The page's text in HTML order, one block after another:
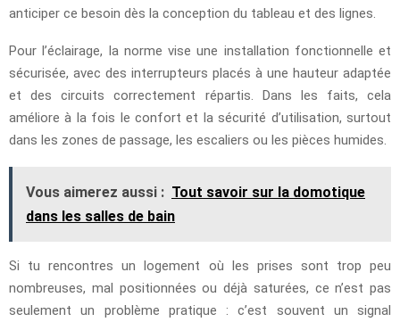
anticiper ce besoin dès la conception du tableau et des lignes.
Pour l’éclairage, la norme vise une installation fonctionnelle et
sécurisée, avec des interrupteurs placés à une hauteur adaptée
et des circuits correctement répartis. Dans les faits, cela
améliore à la fois le confort et la sécurité d’utilisation, surtout
dans les zones de passage, les escaliers ou les pièces humides.
Vous aimerez aussi : Tout savoir sur la domotique
dans les salles de bain
Si tu rencontres un logement où les prises sont trop peu
nombreuses, mal positionnées ou déjà saturées, ce n’est pas
seulement un problème pratique : c’est souvent un signal